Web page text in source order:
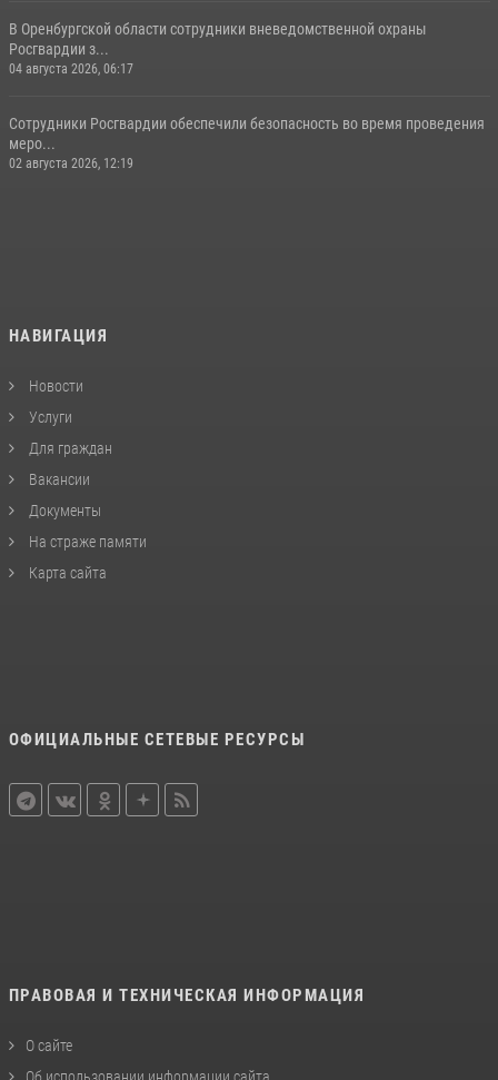
В Оренбургской области сотрудники вневедомственной охраны
Росгвардии з...
04 августа 2026, 06:17
Сотрудники Росгвардии обеспечили безопасность во время проведения
меро...
02 августа 2026, 12:19
НАВИГАЦИЯ
Новости
Услуги
Для граждан
Вакансии
Документы
На страже памяти
Карта сайта
ОФИЦИАЛЬНЫЕ СЕТЕВЫЕ РЕСУРСЫ
ПРАВОВАЯ И ТЕХНИЧЕСКАЯ ИНФОРМАЦИЯ
О сайте